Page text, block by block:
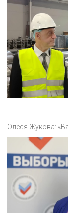
Олеся Жукова: